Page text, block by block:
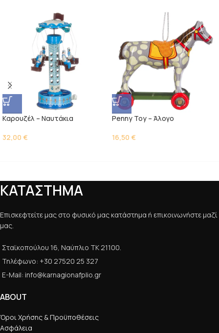
Kαρουζέλ – Ναυτάκια
32,00 €
Penny Toy – Άλογο
16,50 €
ΚΑΤΑΣΤΗΜΑ
Επισκεφτείτε μας στο φυσικό μας κατάστημα ή επικοινωνήστε μαζί
μας.
Σταϊκοπούλου 16, Ναύπλιο ΤΚ 21100.
Τηλέφωνο: +30 27520 25 327
E-Mail: info@karnagionafplio.gr
ABOUT
Όροι Χρήσης & Προϋποθέσεις
Ασφάλεια